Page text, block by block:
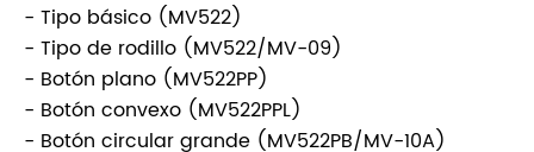
- Tipo básico (MV522)
- Tipo de rodillo (MV522/MV-09)
- Botón plano (MV522PP)
- Botón convexo (MV522PPL)
- Botón circular grande (MV522PB/MV-10A)